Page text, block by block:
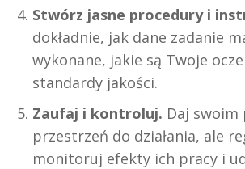
Stwórz jasne procedury i
dokładnie, jak dane zadanie
wykonane, jakie są Twoje
standardy jakości.
Zaufaj i kontroluj. Daj
przestrzeń do działania, ale
monitoruj efekty ich pracy i